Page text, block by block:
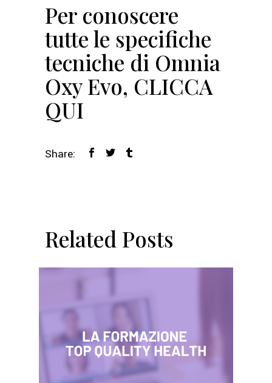
Per conoscere
tutte le specifiche
tecniche di Omnia
Oxy Evo, CLICCA
QUI
Share:
Related Posts